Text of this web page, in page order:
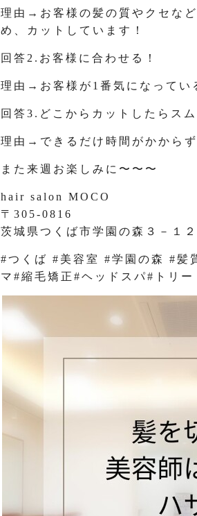
理由→お客様の髪の質やクセな
め、カットしています！
回答2.お客様に合わせる！
理由→お客様が1番気になってい
回答3.どこからカットしたらス
理由→できるだけ時間がかから
また来週お楽しみに〜〜〜
hair salon MOCO
〒305-0816
茨城県つくば市学園の森３－１２
#つくば #美容室 #学園の森 #髪
マ#縮毛矯正#ヘッドスパ#トリー